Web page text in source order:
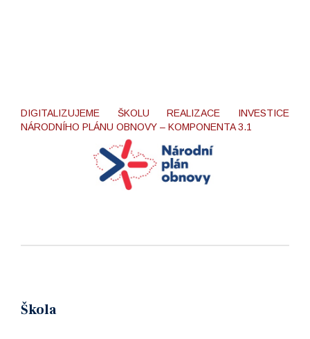
DIGITALIZUJEME ŠKOLU REALIZACE INVESTICE
NÁRODNÍHO PLÁNU OBNOVY – KOMPONENTA 3.1
Škola